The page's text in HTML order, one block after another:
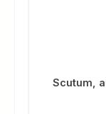
Scutum,